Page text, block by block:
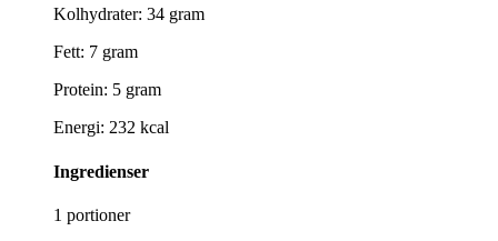
Kolhydrater: 34 gram
Fett: 7 gram
Protein: 5 gram
Energi: 232 kcal
Ingredienser
1 portioner